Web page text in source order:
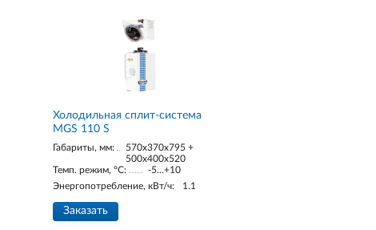
Холодильная сплит-система
MGS 110 S
Габариты, мм:
570x370x795 +
500x400x520
Темп. режим, °С:
-5...+10
Энергопотребление, кВт/ч:
1.1
Заказать